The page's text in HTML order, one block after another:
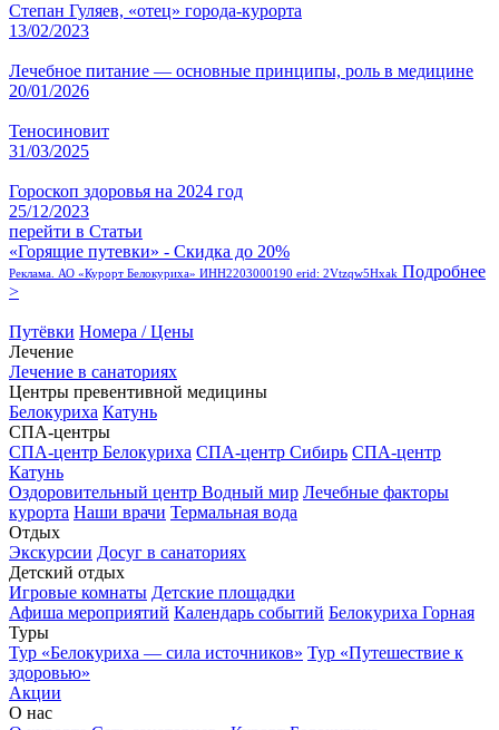
Степан Гуляев, «отец» города-курорта
13/02/2023
Лечебное питание — основные принципы, роль в медицине
20/01/2026
Теносиновит
31/03/2025
Гороскоп здоровья на 2024 год
25/12/2023
перейти в Статьи
«Горящие путевки» - Скидка до 20%
Реклама. АО «Курорт Белокуриха» ИНН2203000190 erid: 2Vtzqw5Hxak Подробнее
>
Путёвки Номера / Цены
Лечение
Лечение в санаториях
Центры превентивной медицины
Белокуриха Катунь
СПА-центры
СПА-центр Белокуриха СПА-центр Сибирь СПА-центр
Катунь
Оздоровительный центр Водный мир Лечебные факторы
курорта Наши врачи Термальная вода
Отдых
Экскурсии Досуг в санаториях
Детский отдых
Игровые комнаты Детские площадки
Афиша мероприятий Календарь событий Белокуриха Горная
Туры
Тур «Белокуриха — сила источников» Тур «Путешествие к
здоровью»
Акции
О нас